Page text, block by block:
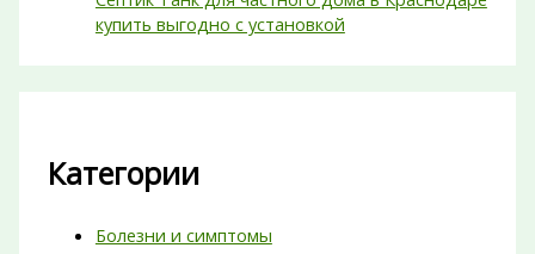
купить выгодно с установкой
Категории
Болезни и симптомы